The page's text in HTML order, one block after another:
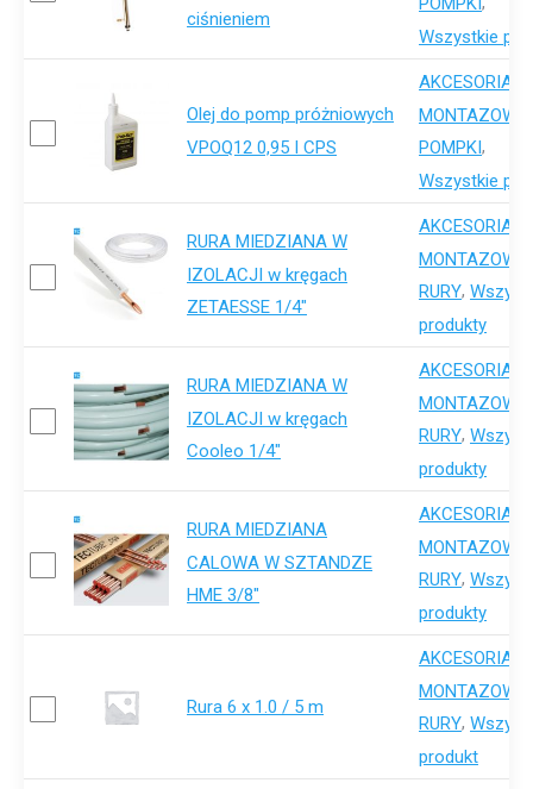
ciśnieniem
Wszystkie
Olej do pomp próżniowych
VPOQ12 0,95 I CPS
AKCESORIA-
MONTAZOWE
POMPKI,
Wszystkie
RURA MIEDZIANA W
IZOLACJI w kręgach
ZETAESSE 1/4"
AKCESORIA-
MONTAZOWE
RURY,
produkty
RURA MIEDZIANA W
IZOLACJI w kręgach
Cooleo 1/4"
AKCESORIA-
MONTAZOWE
RURY,
produkty
RURA MIEDZIANA
CALOWA W SZTANDZE
HME 3/8"
AKCESORIA-
MONTAZOWE
RURY,
produkty
Rura 6 x 1.0 / 5 m
AKCESORIA-
MONTAZOWE
RURY,
produkt